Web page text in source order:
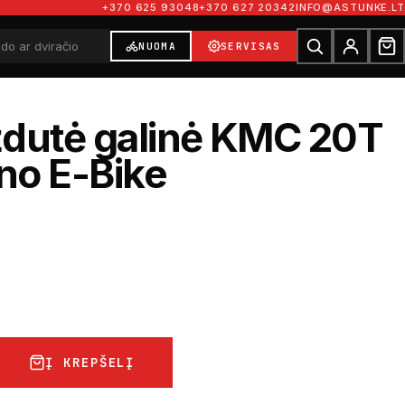
+370 625 93048+370 627 20342INFO@ASTUNKE.LT
NUOMA SERVISAS
galinė KMC 20T
E-Bike
Į KREPŠELĮ